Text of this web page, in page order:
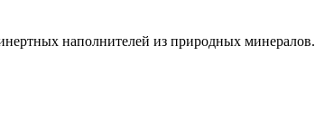
наполнителей из природных минералов.